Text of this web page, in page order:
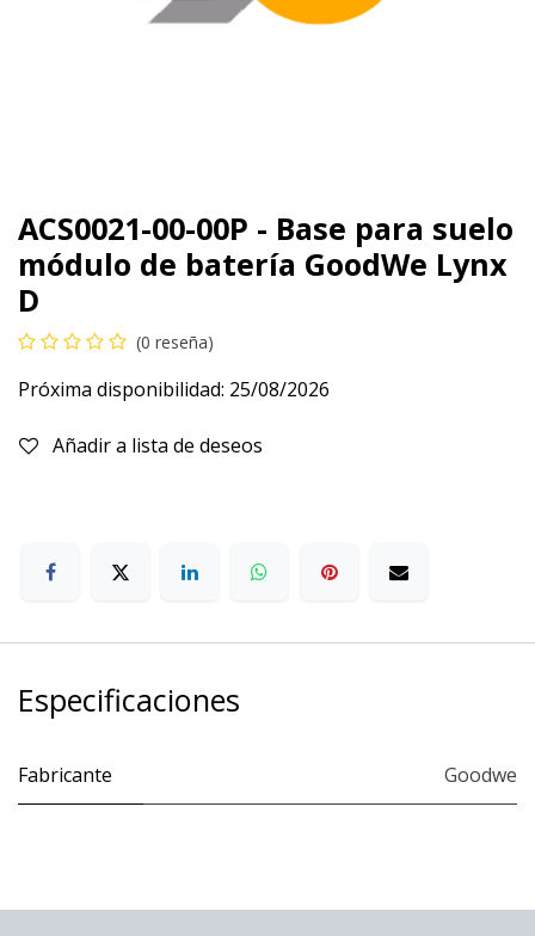
ACS0021-00-00P - Base para suelo
módulo de batería GoodWe Lynx
D
(0 reseña)
Próxima disponibilidad: 25/08/2026
Añadir a lista de deseos
Especificaciones
Fabricante Goodwe